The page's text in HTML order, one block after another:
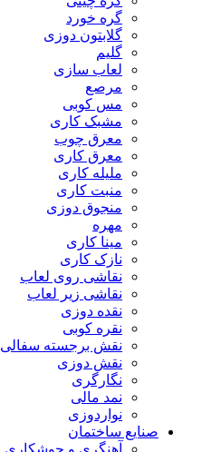
گره خورد
گلابتون دوزی
گلیم
لعاب سازی
مرصع
مس کوبی
مشبک کاری
معرق چوب
معرق کاری
مليله کاری
منبت کاری
منجوق دوزی
مهره
مینا کاری
نازک کاری
نقاشی روی لعاب
نقاشی زیر لعاب
نقده دوزی
نقره کوبی
نقش برجسته سفالی
نقش دوزی
نگارگری
نمد مالی
نواردوزی
صنایع ساختمان